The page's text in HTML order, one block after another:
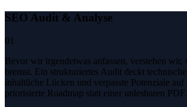
SEO Audit & Analyse
01
Bevor wir irgendetwas anfassen, verstehen
bremst. Ein strukturiertes Audit deckt
inhaltliche Lücken und verpasste Potenziale
priorisierte Roadmap statt einer unlesbaren PDF.